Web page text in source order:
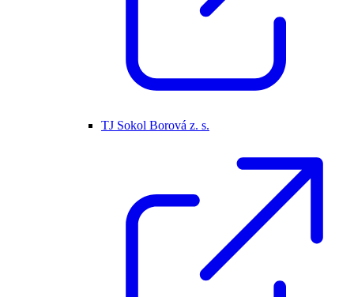
TJ Sokol Borová z. s.